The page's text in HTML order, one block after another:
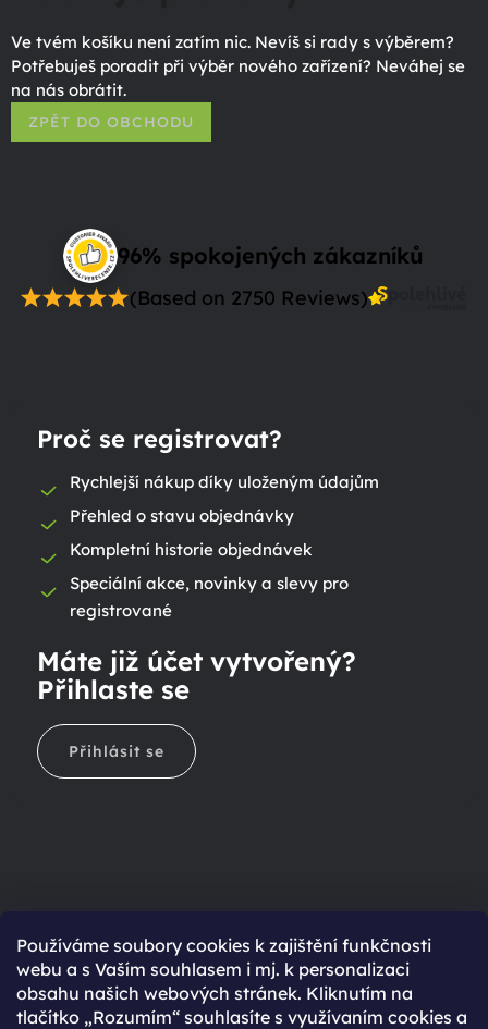
Používáme soubory cookies k zajištění funkčnosti
webu a s Vaším souhlasem i mj. k personalizaci
obsahu našich webových stránek. Kliknutím na
tlačítko „Rozumím“ souhlasíte s využívaním cookies a
Ve tvém košíku není zatím nic. Nevíš si rady s výběrem?
Potřebuješ poradit při výběr nového zařízení? Neváhej se
na nás obrátit.
ZPĚT DO OBCHODU
96% spokojených zákazníků
(Based on 2750 Reviews)
Proč se registrovat?
Rychlejší nákup díky uloženým údajům
Přehled o stavu objednávky
Kompletní historie objednávek
Speciální akce, novinky a slevy pro
registrované
Máte již účet vytvořený?
Přihlaste se
Přihlásit se
Ještě nemáte účet?
Rychlejší nákup díky uloženým údajům
Přehled o stavu objednávky